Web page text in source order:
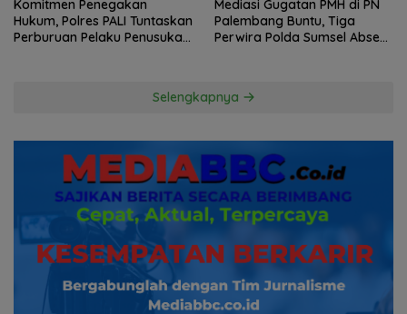
Komitmen Penegakan
Hukum, Polres PALI Tuntaskan
Perburuan Pelaku Penusukan
Mediasi Gugatan PMH di PN
Palembang Buntu, Tiga
Perwira Polda Sumsel Absen,
Selengkapnya